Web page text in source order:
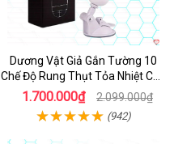
Dương Vật Giả Gắn Tường 10
Chế Độ Rung Thụt Tỏa Nhiệt Cao
Cấp
1.700.000₫ 2.099.000₫
(942)